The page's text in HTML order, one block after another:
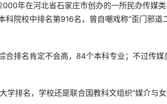
年在河北省石家庄市创办的一所民办传媒
院校中排名第916名，曾自嘲戏称“歪门邪道
合排名肯定不会高，84个本科专业；不过传媒
排名，学校还是联合国教科文组织“媒介与女